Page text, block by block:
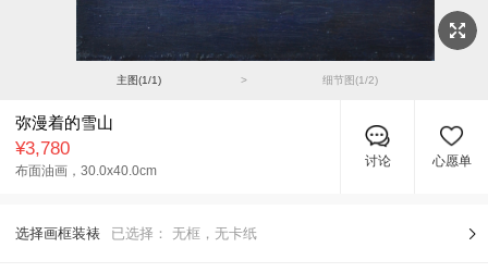
主图(1/1) > 细节图(1/2)
弥漫着的雪山
¥3,780
布面油画， 30.0x40.0cm
讨论 心愿单
选择画框装裱 已选择： 无框，无卡纸